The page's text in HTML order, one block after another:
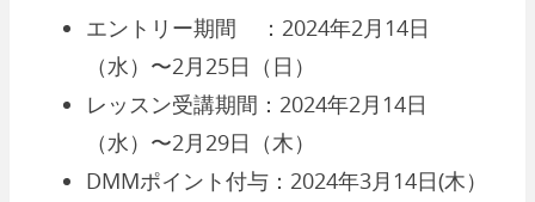
エントリー期間 ：2024年2月14日
（水）〜2月25日（日）
レッスン受講期間：2024年2月14日
（水）〜2月29日（木）
DMMポイント付与：2024年3月14日(木）